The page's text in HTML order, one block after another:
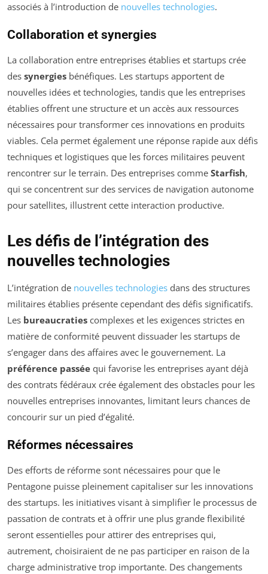
associés à l’introduction de nouvelles technologies.
Collaboration et synergies
La collaboration entre entreprises établies et startups crée
des synergies bénéfiques. Les startups apportent de
nouvelles idées et technologies, tandis que les entreprises
établies offrent une structure et un accès aux ressources
nécessaires pour transformer ces innovations en produits
viables. Cela permet également une réponse rapide aux défis
techniques et logistiques que les forces militaires peuvent
rencontrer sur le terrain. Des entreprises comme Starfish,
qui se concentrent sur des services de navigation autonome
pour satellites, illustrent cette interaction productive.
Les défis de l’intégration des
nouvelles technologies
L’intégration de nouvelles technologies dans des structures
militaires établies présente cependant des défis significatifs.
Les bureaucraties complexes et les exigences strictes en
matière de conformité peuvent dissuader les startups de
s’engager dans des affaires avec le gouvernement. La
préférence passée qui favorise les entreprises ayant déjà
des contrats fédéraux crée également des obstacles pour les
nouvelles entreprises innovantes, limitant leurs chances de
concourir sur un pied d’égalité.
Réformes nécessaires
Des efforts de réforme sont nécessaires pour que le
Pentagone puisse pleinement capitaliser sur les innovations
des startups. les initiatives visant à simplifier le processus de
passation de contrats et à offrir une plus grande flexibilité
seront essentielles pour attirer des entreprises qui,
autrement, choisiraient de ne pas participer en raison de la
charge administrative trop importante. Des changements